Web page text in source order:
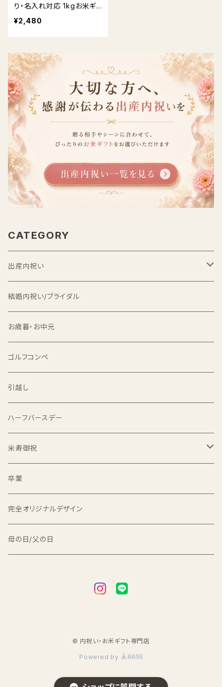
り・名入れ対応 1kgお米ギ
フト｜贈答用BOX・熨斗対
応 送料無料
¥2,480
CATEGORY
出産内祝い
出産内祝い米
食べ比べセット
出生体重米
3kg
5kg
双子用
結婚内祝い/ブライダル
お歳暮・お中元
ゴルフコンペ
引越し
ハーフバースデー
米寿御祝
2kg
卒業
完全オリジナルデザイン
母の日/父の日
© 内祝い・お米ギフト専門店
Powered by